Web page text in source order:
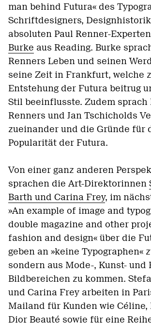
man behind Futura« des
Schriftdesigners,
absoluten Paul Renner-Experten
Burke aus Reading. Burke
Renners Leben und seinen
seine Zeit in Frankfurt, welche
Entstehung der Futura beitrug
Stil beeinflusste. Zudem sprach
Renners und Jan Tschicholds
zueinander und die Gründe für
Popularität der Futura.
Von einer ganz anderen
sprachen die Art-Direktorinnen
Barth und Carina Frey, im
»An example of image and
double magazine and other
fashion and design« über die
geben an »keine Typographen«
sondern aus Mode-, Kunst- und
Bildbereichen zu kommen.
und Carina Frey arbeiten in
Mailand für Kunden wie Céline,
Dior Beauté sowie für eine